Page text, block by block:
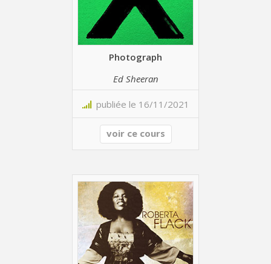
Photograph
Ed Sheeran
publiée le 16/11/2021
voir ce cours